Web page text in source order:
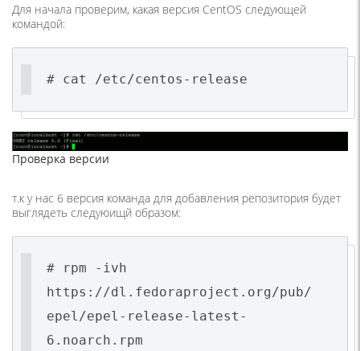
Для начала проверим, какая версия CentOS следующей
командой:
# cat /etc/centos-release
Проверка версии
т.к у нас 6 версия команда для добавления репозитория будет
выглядеть следуюищй образом:
# rpm -ivh
https://dl.fedoraproject.org/pub/
epel/epel-release-latest-
6.noarch.rpm